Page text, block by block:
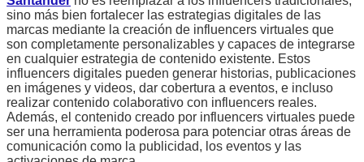
sino más bien fortalecer las estrategias digitales de las
marcas mediante la creación de influencers virtuales que
son completamente personalizables y capaces de integrarse
en cualquier estrategia de contenido existente. Estos
influencers digitales pueden generar historias, publicaciones
en imágenes y videos, dar cobertura a eventos, e incluso
realizar contenido colaborativo con influencers reales.
Además, el contenido creado por influencers virtuales puede
ser una herramienta poderosa para potenciar otras áreas de
comunicación como la publicidad, los eventos y las